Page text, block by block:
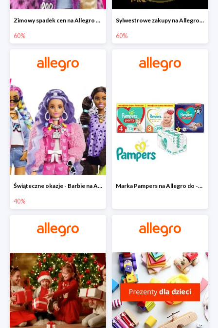
Zimowy spadek cen na Allegro - lalki Barbie do -60%
60%
Sylwestrowe zakupy na Allegro do -60%
60%
Świąteczne okazje - Barbie na Allegro do -40%
40%
Marka Pampers na Allegro do -35%